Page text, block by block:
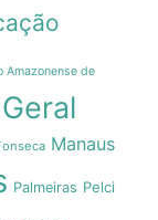
Amazonense de
Geral
Manaus
Palmeiras Pelci